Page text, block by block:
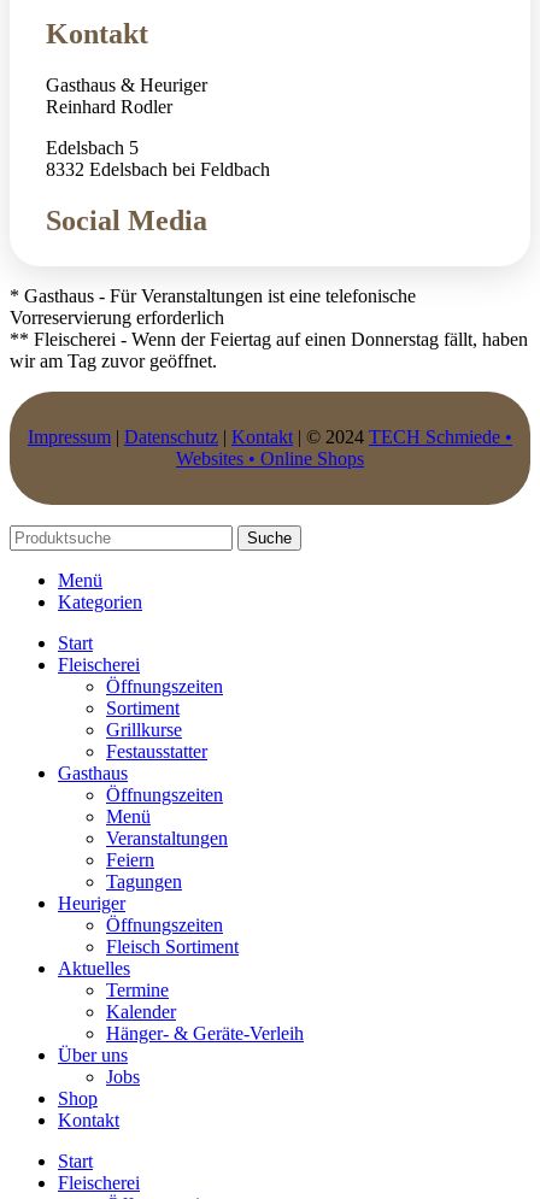
Kontakt
Gasthaus & Heuriger
Reinhard Rodler
Edelsbach 5
8332 Edelsbach bei Feldbach
Social Media
* Gasthaus - Für Veranstaltungen ist eine telefonische
Vorreservierung erforderlich
** Fleischerei - Wenn der Feiertag auf einen Donnerstag fällt, haben
wir am Tag zuvor geöffnet.
Impressum | Datenschutz | Kontakt| © 2024 TECH Schmiede •
Websites • Online Shops
Suche
Menü
Kategorien
Start
Fleischerei
Öffnungszeiten
Sortiment
Grillkurse
Festausstatter
Gasthaus
Öffnungszeiten
Menü
Veranstaltungen
Feiern
Tagungen
Heuriger
Öffnungszeiten
Fleisch Sortiment
Aktuelles
Termine
Kalender
Hänger- & Geräte-Verleih
Über uns
Jobs
Shop
Kontakt
Start
Fleischerei